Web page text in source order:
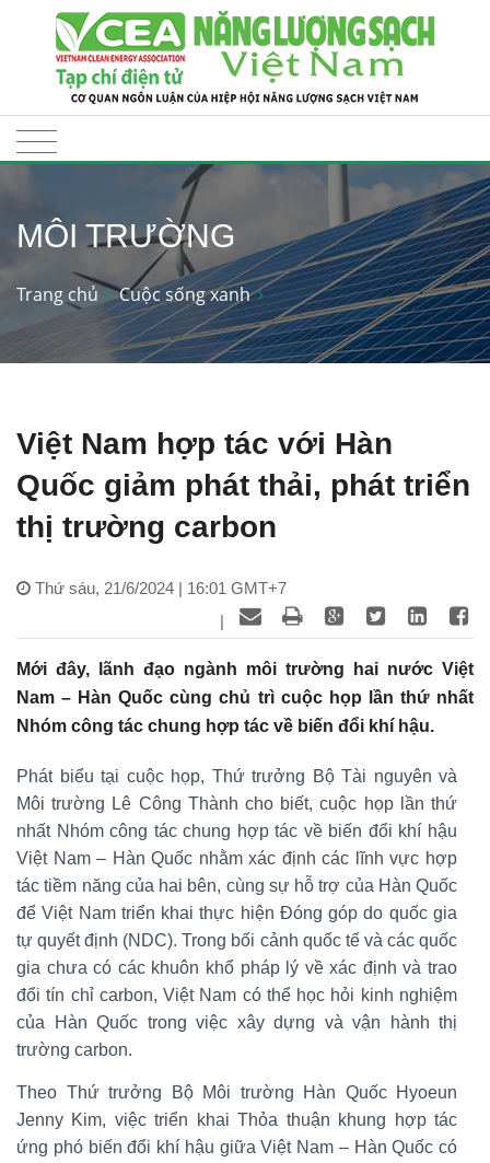
MÔI TRƯỜNG
Trang chủ Cuộc sống xanh
Việt Nam hợp tác với Hàn
Quốc giảm phát thải, phát triển
thị trường carbon
Thứ sáu, 21/6/2024 | 16:01 GMT+7
|
Mới đây, lãnh đạo ngành môi trường hai nước Việt
Nam – Hàn Quốc cùng chủ trì cuộc họp lần thứ nhất
Nhóm công tác chung hợp tác về biến đổi khí hậu.
Phát biểu tại cuộc họp, Thứ trưởng Bộ Tài nguyên và
Môi trường Lê Công Thành cho biết, cuộc họp lần thứ
nhất Nhóm công tác chung hợp tác về biến đổi khí hậu
Việt Nam – Hàn Quốc nhằm xác định các lĩnh vực hợp
tác tiềm năng của hai bên, cùng sự hỗ trợ của Hàn Quốc
để Việt Nam triển khai thực hiện Đóng góp do quốc gia
tự quyết định (NDC). Trong bối cảnh quốc tế và các quốc
gia chưa có các khuôn khổ pháp lý về xác định và trao
đổi tín chỉ carbon, Việt Nam có thể học hỏi kinh nghiệm
của Hàn Quốc trong việc xây dựng và vận hành thị
trường carbon.
Theo Thứ trưởng Bộ Môi trường Hàn Quốc Hyoeun
Jenny Kim, việc triển khai Thỏa thuận khung hợp tác
ứng phó biến đổi khí hậu giữa Việt Nam – Hàn Quốc có